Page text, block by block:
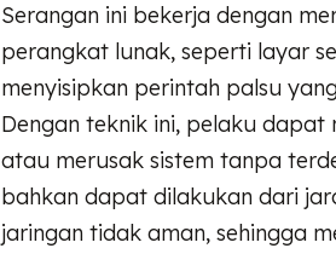
Serangan ini bekerja dengan
perangkat lunak, seperti layar
menyisipkan perintah palsu
Dengan teknik ini, pelaku dapat
atau merusak sistem tanpa
bahkan dapat dilakukan dari
jaringan tidak aman, sehingga